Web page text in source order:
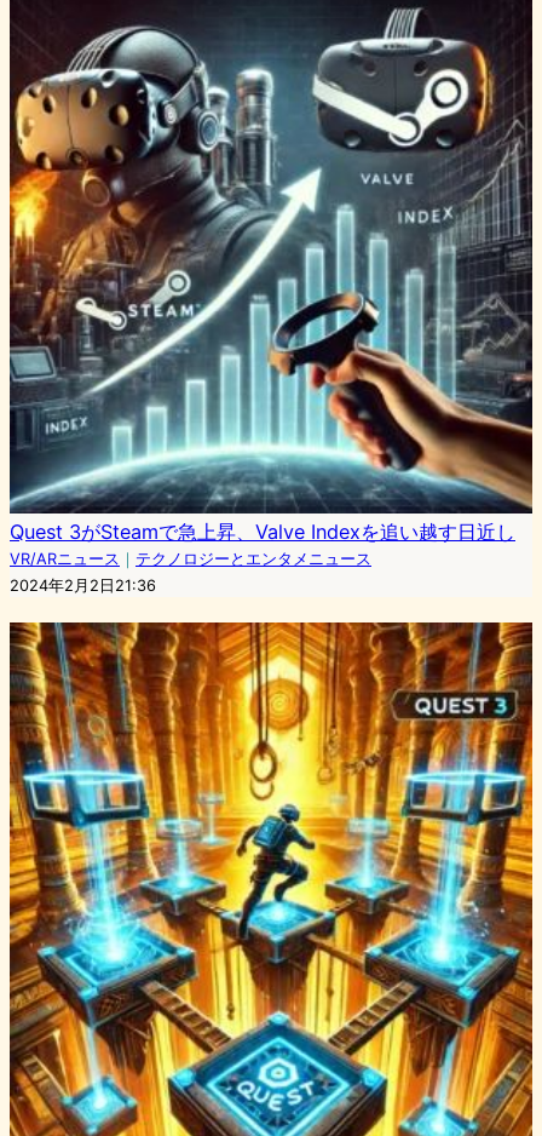
Quest 3がSteamで急上昇、Valve Indexを追い越す日近し
VR/ARニュース ｜ テクノロジーとエンタメニュース
2024年2月2日21:36